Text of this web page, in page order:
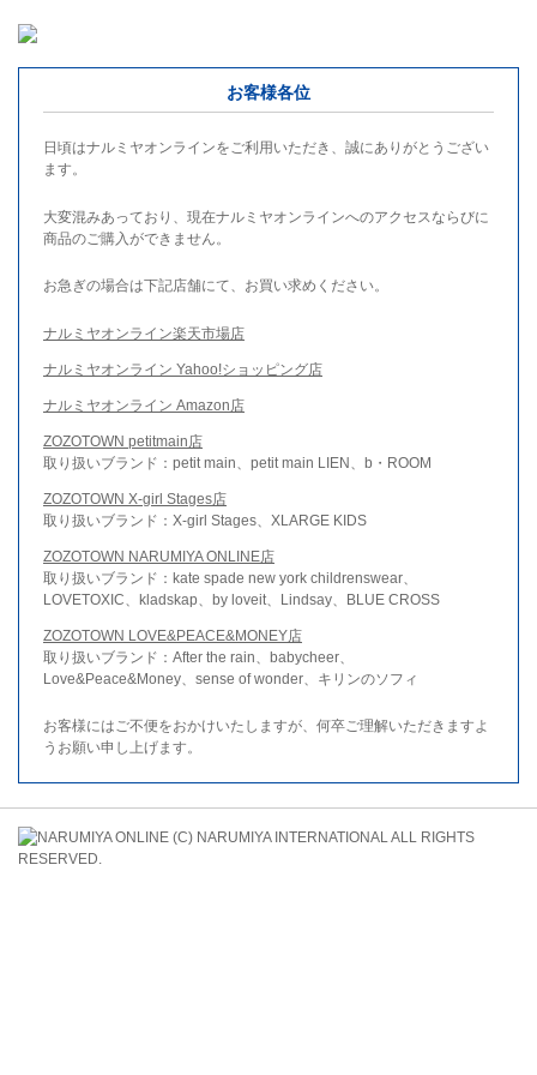
お客様各位
日頃はナルミヤオンラインをご利用いただき、誠にありがとうござい
ます。
大変混みあっており、現在ナルミヤオンラインへのアクセスならびに
商品のご購入ができません。
お急ぎの場合は下記店舗にて、お買い求めください。
ナルミヤオンライン楽天市場店
ナルミヤオンライン Yahoo!ショッピング店
ナルミヤオンライン Amazon店
ZOZOTOWN petitmain店
取り扱いブランド：petit main、petit main LIEN、b・ROOM
ZOZOTOWN X-girl Stages店
取り扱いブランド：X-girl Stages、XLARGE KIDS
ZOZOTOWN NARUMIYA ONLINE店
取り扱いブランド：kate spade new york childrenswear、
LOVETOXIC、kladskap、by loveit、Lindsay、BLUE CROSS
ZOZOTOWN LOVE&PEACE&MONEY店
取り扱いブランド：After the rain、babycheer、
Love&Peace&Money、sense of wonder、キリンのソフィ
お客様にはご不便をおかけいたしますが、何卒ご理解いただきますよ
うお願い申し上げます。